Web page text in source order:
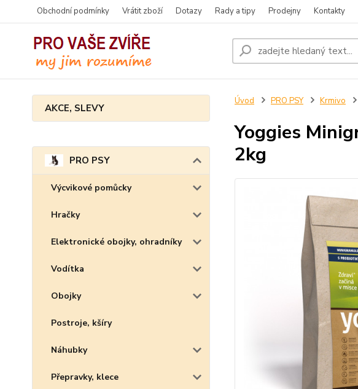
Obchodní podmínky Vrátit zboží Dotazy Rady a tipy Prodejny Kontakty
AKCE, SLEVY
PRO PSY
Výcvikové pomůcky
Hračky
Elektronické obojky, ohradníky
Vodítka
Obojky
Postroje, kšíry
Náhubky
Přepravky, klece
Úvod PRO PSY Krmivo
Yoggies
2kg